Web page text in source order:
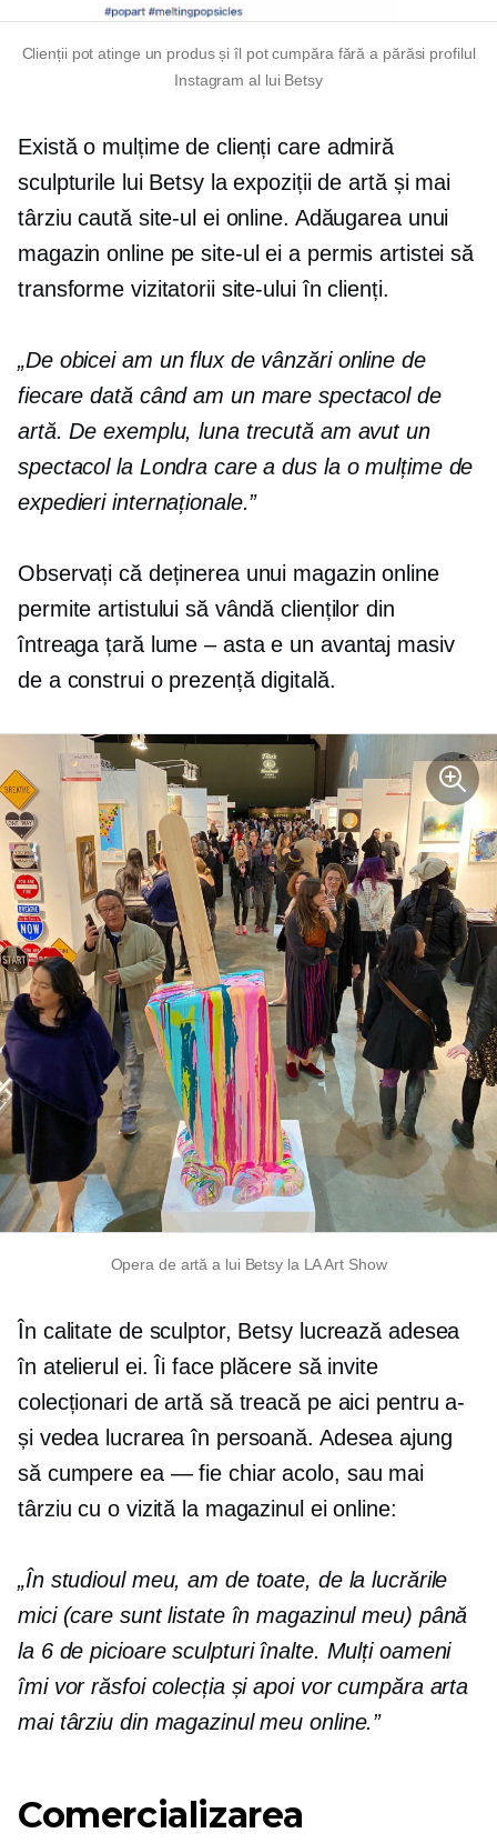
Clienții pot atinge un produs și îl pot cumpăra fără a părăsi profilul
Instagram al lui Betsy
Există o mulțime de clienți care admiră
sculpturile lui Betsy la expoziții de artă și mai
târziu caută site-ul ei online. Adăugarea unui
magazin online pe site-ul ei a permis artistei să
transforme vizitatorii site-ului în clienți.
„De obicei am un flux de vânzări online de
fiecare dată când am un mare spectacol de
artă. De exemplu, luna trecută am avut un
spectacol la Londra care a dus la o mulțime de
expedieri internaționale.”
Observați că deținerea unui magazin online
permite artistului să vândă clienților din
întreaga țară lume – asta e un avantaj masiv
de a construi o prezență digitală.
Opera de artă a lui Betsy la LA Art Show
În calitate de sculptor, Betsy lucrează adesea
în atelierul ei. Îi face plăcere să invite
colecționari de artă să treacă pe aici pentru a-
și vedea lucrarea în persoană. Adesea ajung
să cumpere ea — fie chiar acolo, sau mai
târziu cu o vizită la magazinul ei online:
„În studioul meu, am de toate, de la lucrările
mici (care sunt listate în magazinul meu) până
la 6 de picioaresculpturi înalte. Mulți oameni
îmi vor răsfoi colecția și apoi vor cumpăra arta
mai târziu din magazinul meu online.”
Comercializarea